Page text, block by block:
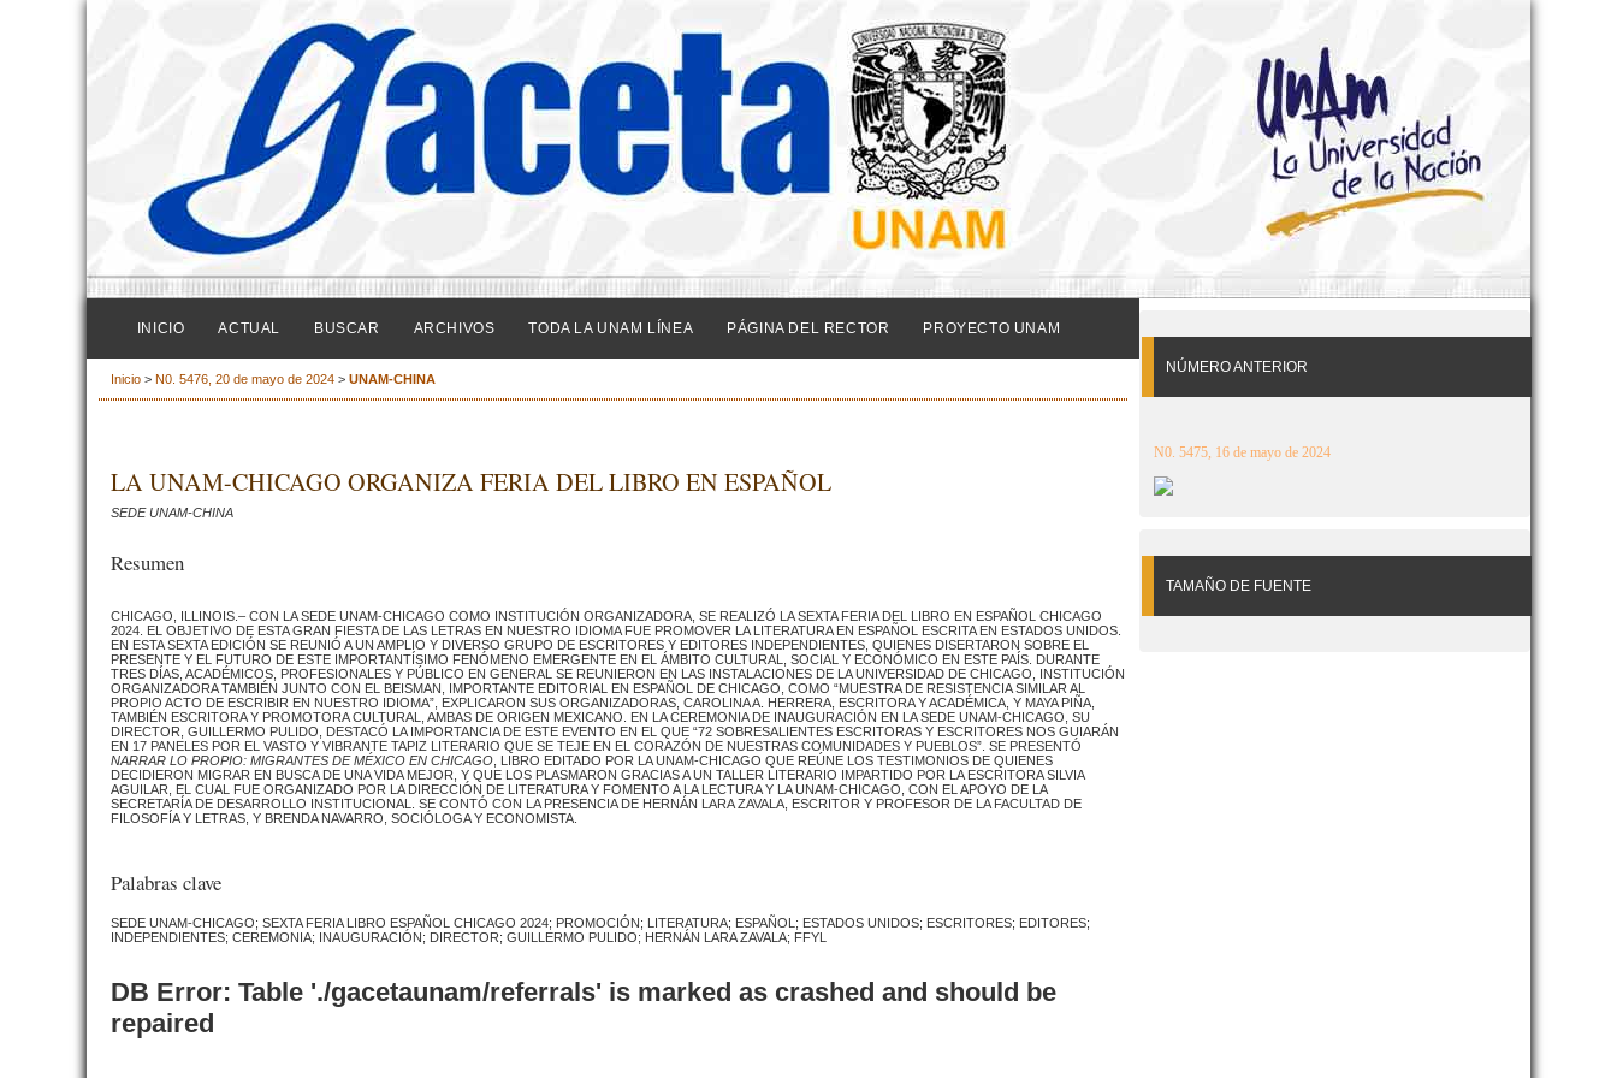
NÚMERO ANTERIOR
N0. 5475, 16 de mayo de 2024
TAMAÑO DE FUENTE
INICIO ACTUAL BUSCAR ARCHIVOS TODA LA UNAM LÍNEA PÁGINA DEL RECTOR PROYECTO UNAM
Inicio > N0. 5476, 20 de mayo de 2024 > UNAM-CHINA
LA UNAM-CHICAGO ORGANIZA FERIA DEL LIBRO EN ESPAÑOL
SEDE UNAM-CHINA
Resumen
CHICAGO, ILLINOIS.– CON LA SEDE UNAM-CHICAGO COMO INSTITUCIÓN ORGANIZADORA, SE REALIZÓ LA SEXTA FERIA DEL LIBRO EN ESPAÑOL CHICAGO
2024. EL OBJETIVO DE ESTA GRAN FIESTA DE LAS LETRAS EN NUESTRO IDIOMA FUE PROMOVER LA LITERATURA EN ESPAÑOL ESCRITA EN ESTADOS UNIDOS.
EN ESTA SEXTA EDICIÓN SE REUNIÓ A UN AMPLIO Y DIVERSO GRUPO DE ESCRITORES Y EDITORES INDEPENDIENTES, QUIENES DISERTARON SOBRE EL
PRESENTE Y EL FUTURO DE ESTE IMPORTANTÍSIMO FENÓMENO EMERGENTE EN EL ÁMBITO CULTURAL, SOCIAL Y ECONÓMICO EN ESTE PAÍS. DURANTE
TRES DÍAS, ACADÉMICOS, PROFESIONALES Y PÚBLICO EN GENERAL SE REUNIERON EN LAS INSTALACIONES DE LA UNIVERSIDAD DE CHICAGO, INSTITUCIÓN
ORGANIZADORA TAMBIÉN JUNTO CON EL BEISMAN, IMPORTANTE EDITORIAL EN ESPAÑOL DE CHICAGO, COMO “MUESTRA DE RESISTENCIA SIMILAR AL
PROPIO ACTO DE ESCRIBIR EN NUESTRO IDIOMA”, EXPLICARON SUS ORGANIZADORAS, CAROLINA A. HERRERA, ESCRITORA Y ACADÉMICA, Y MAYA PIÑA,
TAMBIÉN ESCRITORA Y PROMOTORA CULTURAL, AMBAS DE ORIGEN MEXICANO. EN LA CEREMONIA DE INAUGURACIÓN EN LA SEDE UNAM-CHICAGO, SU
DIRECTOR, GUILLERMO PULIDO, DESTACÓ LA IMPORTANCIA DE ESTE EVENTO EN EL QUE “72 SOBRESALIENTES ESCRITORAS Y ESCRITORES NOS GUIARÁN
EN 17 PANELES POR EL VASTO Y VIBRANTE TAPIZ LITERARIO QUE SE TEJE EN EL CORAZÓN DE NUESTRAS COMUNIDADES Y PUEBLOS”. SE PRESENTÓ
NARRAR LO PROPIO: MIGRANTES DE MÉXICO EN CHICAGO, LIBRO EDITADO POR LA UNAM-CHICAGO QUE REÚNE LOS TESTIMONIOS DE QUIENES
DECIDIERON MIGRAR EN BUSCA DE UNA VIDA MEJOR, Y QUE LOS PLASMARON GRACIAS A UN TALLER LITERARIO IMPARTIDO POR LA ESCRITORA SILVIA
AGUILAR, EL CUAL FUE ORGANIZADO POR LA DIRECCIÓN DE LITERATURA Y FOMENTO A LA LECTURA Y LA UNAM-CHICAGO, CON EL APOYO DE LA
SECRETARÍA DE DESARROLLO INSTITUCIONAL. SE CONTÓ CON LA PRESENCIA DE HERNÁN LARA ZAVALA, ESCRITOR Y PROFESOR DE LA FACULTAD DE
FILOSOFÍA Y LETRAS, Y BRENDA NAVARRO, SOCIÓLOGA Y ECONOMISTA.
Palabras clave
SEDE UNAM-CHICAGO; SEXTA FERIA LIBRO ESPAÑOL CHICAGO 2024; PROMOCIÓN; LITERATURA; ESPAÑOL; ESTADOS UNIDOS; ESCRITORES; EDITORES;
INDEPENDIENTES; CEREMONIA; INAUGURACIÓN; DIRECTOR; GUILLERMO PULIDO; HERNÁN LARA ZAVALA; FFYL
DB Error: Table './gacetaunam/referrals' is marked as crashed and should be
repaired